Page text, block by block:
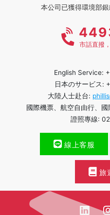
本公司已獲得環境部
市話直撥
English Service:
日本のサービス:
大陸人士赴台:
國際機票、航空自由行、
證照專線:
線上客服
旅